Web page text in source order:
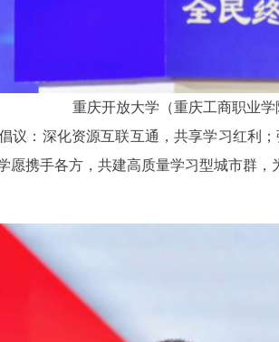
重庆开放大学（重庆工商职业
：深化资源互联互通，共享学习红利；
愿携手各方，共建高质量学习型城市群，